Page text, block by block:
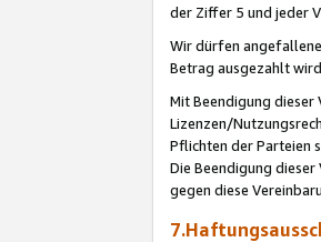
der Ziffer 5 und jeder
Wir dürfen
Betrag ausgezahlt
Mit Beendigung dieser
Lizenzen/
Pflichten der Parteien
Die Beendigung
gegen diese